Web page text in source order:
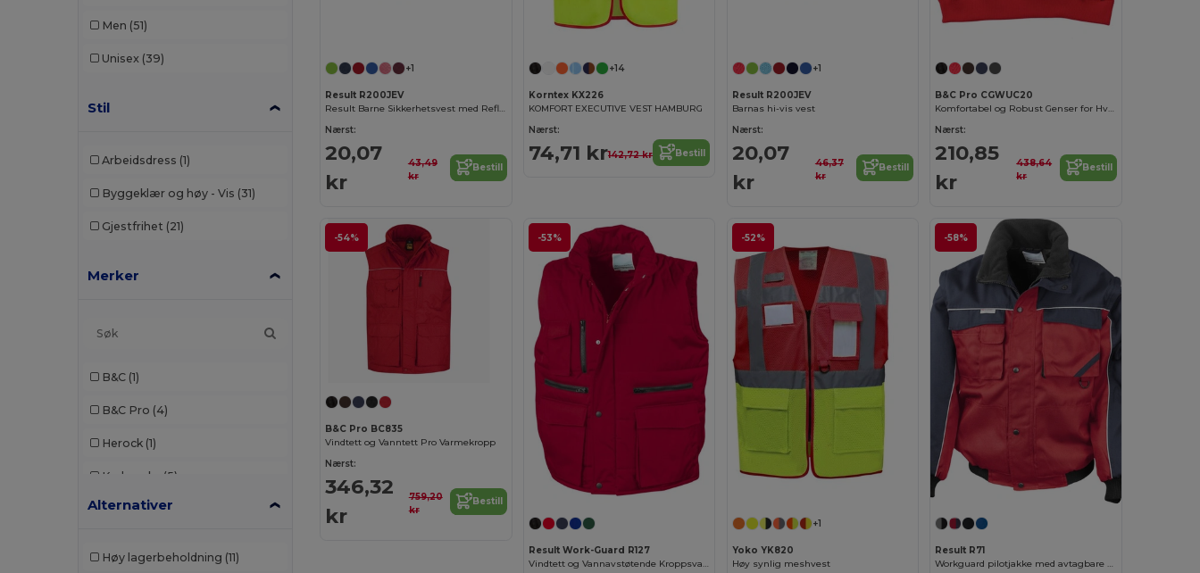
Men (51)
Unisex (39)
Stil
Arbeidsdress (1)
Byggeklær og høy - Vis (31)
Gjestfrihet (21)
Merker
B&C (1)
B&C Pro (4)
Herock (1)
Karlowsky (5)
Korntex (6)
Alternativer
Høy lagerbeholdning (11)
+1
Result R200JEV
Result Barne Sikkerhetsvest med Refleksbånd
Nærst:
20,07
kr
43,49
kr
Bestill
+14
Korntex KX226
KOMFORT EXECUTIVE VEST HAMBURG
Nærst:
74,71 kr142,72 kr Bestill
+1
Result R200JEV
Barnas hi-vis vest
Nærst:
20,07
kr
46,37
kr
Bestill
B&C Pro CGWUC20
Komfortabel og Robust Genser for Hverdagsbruk
Nærst:
210,85
kr
438,64
kr
Bestill
-54%
B&C Pro BC835
Vindtett og Vanntett Pro Varmekropp
Nærst:
346,32
kr
759,20
kr
Bestill
-53%
Result Work-Guard R127
Vindtett og Vannavstøtende Kroppsvarmer
-52%
+1
Yoko YK820
Høy synlig meshvest
-58%
Result R71
Workguard pilotjakke med avtagbare ermer